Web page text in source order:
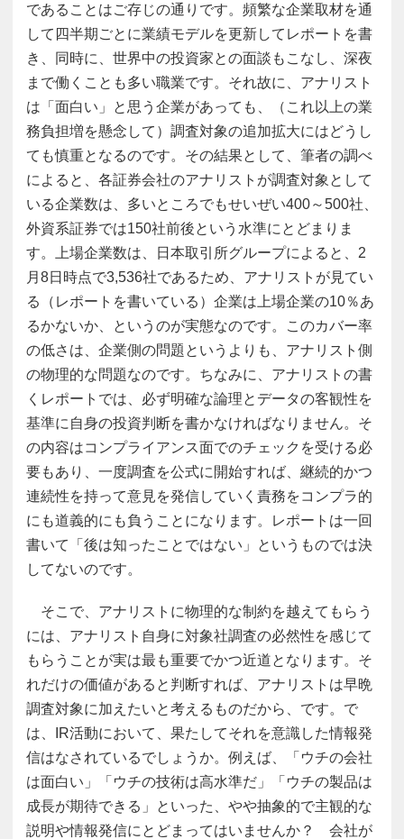
であることはご存じの通りです。頻繁な企業取材を通
して四半期ごとに業績モデルを更新してレポートを書
き、同時に、世界中の投資家との面談もこなし、深夜
まで働くことも多い職業です。それ故に、アナリスト
は「面白い」と思う企業があっても、（これ以上の業
務負担増を懸念して）調査対象の追加拡大にはどうし
ても慎重となるのです。その結果として、筆者の調べ
によると、各証券会社のアナリストが調査対象として
いる企業数は、多いところでもせいぜい400～500社、
外資系証券では150社前後という水準にとどまりま
す。上場企業数は、日本取引所グループによると、2
月8日時点で3,536社であるため、アナリストが見てい
る（レポートを書いている）企業は上場企業の10％あ
るかないか、というのが実態なのです。このカバー率
の低さは、企業側の問題というよりも、アナリスト側
の物理的な問題なのです。ちなみに、アナリストの書
くレポートでは、必ず明確な論理とデータの客観性を
基準に自身の投資判断を書かなければなりません。そ
の内容はコンプライアンス面でのチェックを受ける必
要もあり、一度調査を公式に開始すれば、継続的かつ
連続性を持って意見を発信していく責務をコンプラ的
にも道義的にも負うことになります。レポートは一回
書いて「後は知ったことではない」というものでは決
してないのです。
そこで、アナリストに物理的な制約を越えてもらう
には、アナリスト自身に対象社調査の必然性を感じて
もらうことが実は最も重要でかつ近道となります。そ
れだけの価値があると判断すれば、アナリストは早晩
調査対象に加えたいと考えるものだから、です。で
は、IR活動において、果たしてそれを意識した情報発
信はなされているでしょうか。例えば、「ウチの会社
は面白い」「ウチの技術は高水準だ」「ウチの製品は
成長が期待できる」といった、やや抽象的で主観的な
説明や情報発信にとどまってはいませんか？ 会社が